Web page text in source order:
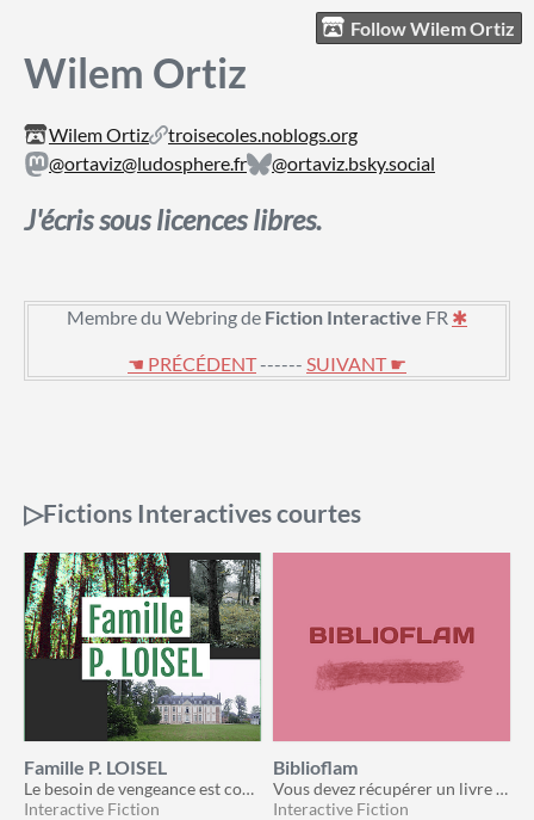
Follow Wilem Ortiz
Wilem Ortiz
Wilem Ortiz
troisecoles.noblogs.org
@ortaviz@ludosphere.fr
@ortaviz.bsky.social
J'écris sous licences libres.
Membre du Webring de Fiction Interactive FR ✱
☚ PRÉCÉDENT------ SUIVANT ☛
▷Fictions Interactives courtes
Famille P. LOISEL
Le besoin de vengeance est comme un poison.
Interactive Fiction
Biblioflam
Vous devez récupérer un livre non rendu depuis trois ans, auprès d'une "créature"
Interactive Fiction